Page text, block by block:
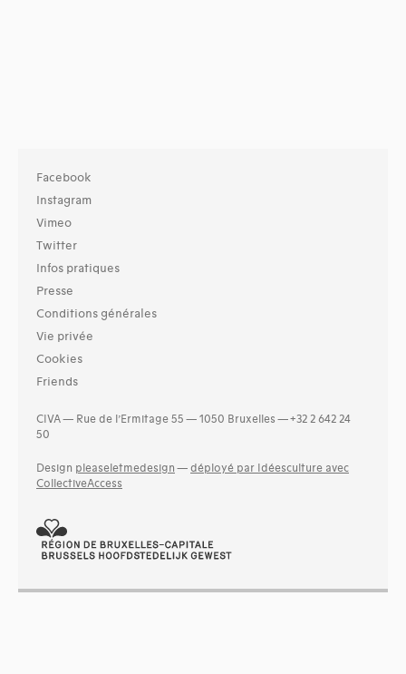
Facebook
Instagram
Vimeo
Twitter
Infos pratiques
Presse
Conditions générales
Vie privée
Cookies
Friends
CIVA — Rue de l’Ermitage 55 — 1050 Bruxelles — +32 2 642 24
50
Design pleaseletmedesign — déployé par Idéesculture avec
CollectiveAccess